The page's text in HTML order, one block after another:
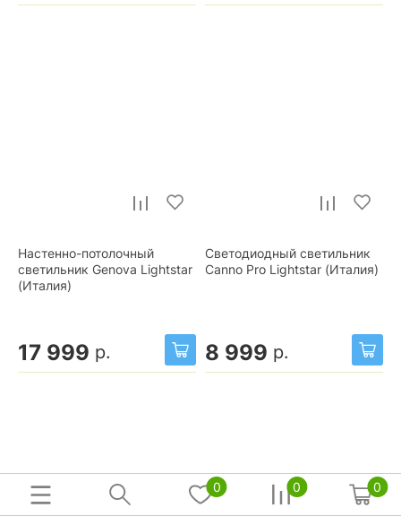
Настенно-потолочный
светильник Genova Lightstar
(Италия)
17 999 р.
Светодиодный светильник
Canno Pro Lightstar (Италия)
8 999 р.
0 0 0